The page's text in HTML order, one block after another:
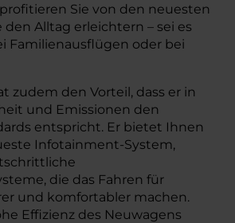
Sie von den neuesten
den Alltag erleichtern – sei es
Familienausflügen oder bei
zudem den Vorteil, dass er in
und Emissionen den
entspricht. Er bietet Ihnen
Infotainment-System,
die das Fahren für
und komfortabler machen.
Effizienz des Neuwagens